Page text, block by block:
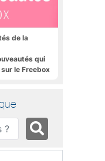
de la
qui
le Freebox